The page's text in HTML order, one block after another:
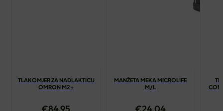
TLAKOMJER ZA NADLAKTICU
OMRON M2+
MANŽETA MEKA MICROLIFE
M/L